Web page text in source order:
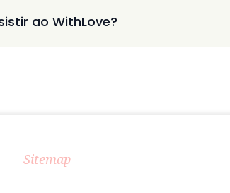
ao WithLove?
Sitemap